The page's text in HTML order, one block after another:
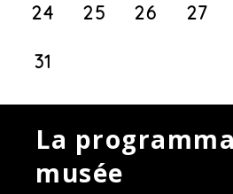
24 25 26 27
31
La
musée